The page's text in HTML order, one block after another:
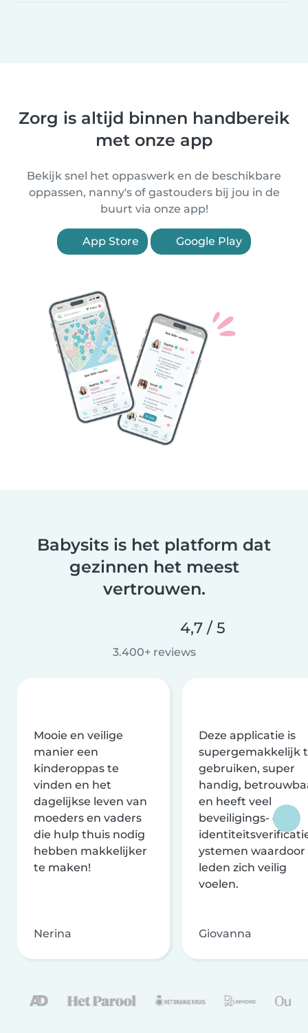
Zorg is altijd binnen handbereik
met onze app
Bekijk snel het oppaswerk en de beschikbare
oppassen, nanny's of gastouders bij jou in de
buurt via onze app!
App Store Google Play
Babysits is het platform dat
gezinnen het meest
vertrouwen.
4,7 / 5
3.400+ reviews
Mooie en veilige
manier een
kinderoppas te
vinden en het
dagelijkse leven van
moeders en vaders
die hulp thuis nodig
hebben makkelijker
te maken!
Nerina
Deze applicatie is
supergemakkelijk
gebruiken, super
handig,
en heeft veel
beveiligings- en
ystemen waardoor
leden zich veilig
voelen.
Giovanna